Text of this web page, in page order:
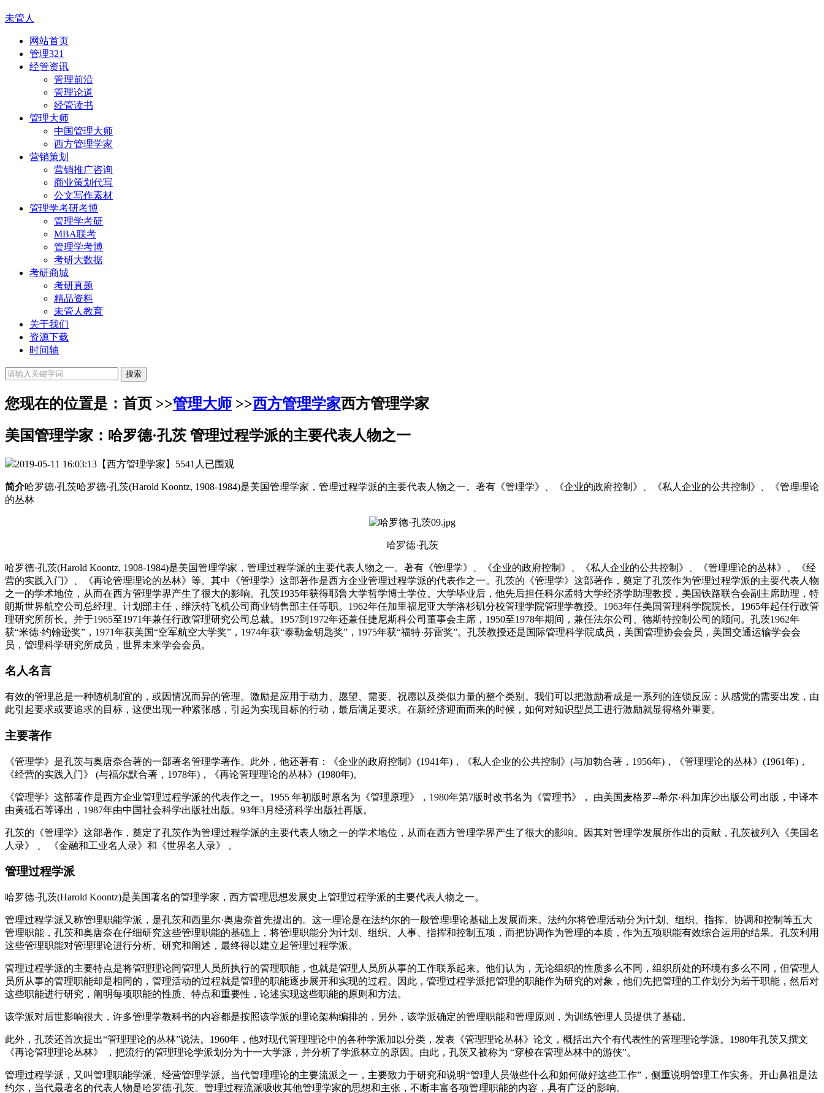
未管人
网站首页
管理321
经管资讯
管理前沿
管理论道
经管读书
管理大师
中国管理大师
西方管理学家
营销策划
营销推广咨询
商业策划代写
公文写作素材
管理学考研考博
管理学考研
MBA联考
管理学考博
考研大数据
考研商城
考研真题
精品资料
未管人教育
关于我们
资源下载
时间轴
您现在的位置是：首页 >>管理大师 >>西方管理学家西方管理学家
美国管理学家：哈罗德·孔茨 管理过程学派的主要代表人物之一
2019-05-11 16:03:13 【西方管理学家】 5541人已围观
简介哈罗德·孔茨哈罗德·孔茨(Harold Koontz, 1908-1984)是美国管理学家，管理过程学派的主要代表人物之一。著有《管理学》、《企业的政府控制》、《私人企业的公共控制》、《管理理论
的丛林
哈罗德·孔茨
哈罗德·孔茨(Harold Koontz, 1908-1984)是美国管理学家，管理过程学派的主要代表人物之一。著有《管理学》、《企业的政府控制》、《私人企业的公共控制》、《管理理论的丛林》、《经
营的实践入门》、《再论管理理论的丛林》等。其中《管理学》这部著作是西方企业管理过程学派的代表作之一。孔茨的《管理学》这部著作，奠定了孔茨作为管理过程学派的主要代表人物
之一的学术地位，从而在西方管理学界产生了很大的影响。孔茨1935年获得耶鲁大学哲学博士学位。大学毕业后，他先后担任科尔孟特大学经济学助理教授，美国铁路联合会副主席助理，特
朗斯世界航空公司总经理、计划部主任，维沃特飞机公司商业销售部主任等职。1962年任加里福尼亚大学洛杉矶分校管理学院管理学教授。1963年任美国管理科学院院长。1965年起任行政管
理研究所所长。并于1965至1971年兼任行政管理研究公司总裁。1957到1972年还兼任捷尼斯科公司董事会主席，1950至1978年期间，兼任法尔公司、德斯特控制公司的顾问。孔茨1962年
获“米德·约翰逊奖”，1971年获美国“空军航空大学奖”，1974年获“泰勒金钥匙奖”，1975年获“福特·芬雷奖”。孔茨教授还是国际管理科学院成员，美国管理协会会员，美国交通运输学会会
员，管理科学研究所成员，世界未来学会会员。
名人名言
有效的管理总是一种随机制宜的，或因情况而异的管理。激励是应用于动力、愿望、需要、祝愿以及类似力量的整个类别。我们可以把激励看成是一系列的连锁反应：从感觉的需要出发，由
此引起要求或要追求的目标，这便出现一种紧张感，引起为实现目标的行动，最后满足要求。在新经济迎面而来的时候，如何对知识型员工进行激励就显得格外重要。
主要著作
《管理学》是孔茨与奥唐奈合著的一部著名管理学著作。此外，他还著有：《企业的政府控制》(1941年)，《私人企业的公共控制》(与加勃合著，1956年)，《管理理论的丛林》(1961年)，
《经营的实践入门》 (与福尔默合著，1978年)，《再论管理理论的丛林》(1980年)。
《管理学》这部著作是西方企业管理过程学派的代表作之一。1955 年初版时原名为《管理原理》，1980年第7版时改书名为《管理书》， 由美国麦格罗--希尔·科加库沙出版公司出版，中译本
由黄砥石等译出，1987年由中国社会科学出版社出版。93年3月经济科学出版社再版。
孔茨的《管理学》这部著作，奠定了孔茨作为管理过程学派的主要代表人物之一的学术地位，从而在西方管理学界产生了很大的影响。因其对管理学发展所作出的贡献，孔茨被列入《美国名
人录》 、 《金融和工业名人录》和《世界名人录》 。
管理过程学派
哈罗德·孔茨(Harold Koontz)是美国著名的管理学家，西方管理思想发展史上管理过程学派的主要代表人物之一。
管理过程学派又称管理职能学派，是孔茨和西里尔·奥唐奈首先提出的。这一理论是在法约尔的一般管理理论基础上发展而来。法约尔将管理活动分为计划、组织、指挥、协调和控制等五大
管理职能，孔茨和奥唐奈在仔细研究这些管理职能的基础上，将管理职能分为计划、组织、人事、指挥和控制五项，而把协调作为管理的本质，作为五项职能有效综合运用的结果。孔茨利用
这些管理职能对管理理论进行分析、研究和阐述，最终得以建立起管理过程学派。
管理过程学派的主要特点是将管理理论同管理人员所执行的管理职能，也就是管理人员所从事的工作联系起来。他们认为，无论组织的性质多么不同，组织所处的环境有多么不同，但管理人
员所从事的管理职能却是相同的，管理活动的过程就是管理的职能逐步展开和实现的过程。因此，管理过程学派把管理的职能作为研究的对象，他们先把管理的工作划分为若干职能，然后对
这些职能进行研究，阐明每项职能的性质、特点和重要性，论述实现这些职能的原则和方法。
该学派对后世影响很大，许多管理学教科书的内容都是按照该学派的理论架构编排的，另外，该学派确定的管理职能和管理原则，为训练管理人员提供了基础。
此外，孔茨还首次提出“管理理论的丛林”说法。1960年，他对现代管理理论中的各种学派加以分类，发表《管理理论丛林》论文，概括出六个有代表性的管理理论学派。1980年孔茨又撰文
《再论管理理论丛林》 ，把流行的管理理论学派划分为十一大学派，并分析了学派林立的原因。由此，孔茨又被称为 “穿梭在管理丛林中的游侠”。
管理过程学派，又叫管理职能学派、经营管理学派。当代管理理论的主要流派之一，主要致力于研究和说明“管理人员做些什么和如何做好这些工作”，侧重说明管理工作实务。开山鼻祖是法
约尔，当代最著名的代表人物是哈罗德·孔茨。管理过程流派吸收其他管理学家的思想和主张，不断丰富各项管理职能的内容，具有广泛的影响。